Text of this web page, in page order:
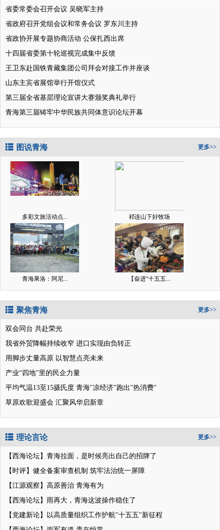
省委常委会召开会议 吴晓军主持
省政府召开党组会议和常务会议 罗东川主持
省政协开展专题协商活动 公保扎西出席
十四届省委第十轮巡视完成集中反馈
王卫东赴国铁青藏集团公司拜会对接工作并座谈
山东主宾省展馆举行开馆仪式
第三届全省基层理论宣讲大赛颁奖典礼举行
青海第三届铸牢中华民族共同体意识论坛开幕
图说青海 更多>>
多彩文旅活动点... 祁连山下好牧场
青海果洛：阿尼... 【奋进“十五五...
聚焦青海 更多>>
双会同台 共赴荣光
我省外贸降幅持续收窄 进口实现由负转正
用脚步丈量高原 以智慧点亮未来
产业“四地”里的民企力量
平均气温13至15摄氏度 青海"凉经济"跑出"热消费"
草原欢歌迎盛会 汇聚风华启新章
理论言论 更多>>
【西海论坛】青海拉面，是时候亮出自己的招牌了
【时评】健全备案审查机制 筑牢法治统一屏障
【江源观察】高原善治 青海有为
【西海论坛】雨再大，青海这波操作稳住了
【党建新论】以高质量组织工作护航"十五五"新征程